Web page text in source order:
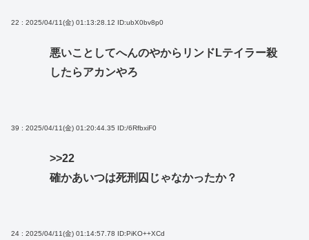
22 : 2025/04/11(金) 01:13:28.12 ID:ubX0bv8p0
悪いことしてへんのやからリンドLテイラー殺
したらアカンやろ
39 : 2025/04/11(金) 01:20:44.35 ID:/6RfbxiF0
>>22
確かあいつは死刑囚じゃなかったか？
24 : 2025/04/11(金) 01:14:57.78 ID:PiKO++XCd